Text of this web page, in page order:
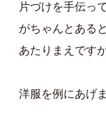
片づけを手伝っ
がちゃんとある
あたりまえですが
洋服を例にあげま